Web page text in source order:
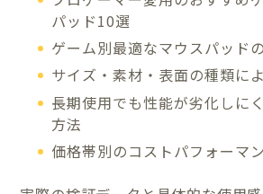
パッド10選
ゲーム別最適なマウスパッド
サイズ・素材・表面の種類に
長期使用でも性能が劣化しに
方法
価格帯別のコストパフォーマ